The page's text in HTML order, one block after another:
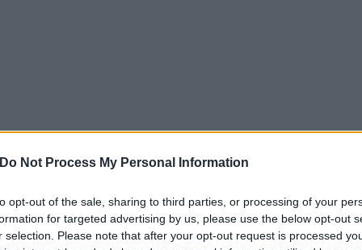
Do Not Process My Personal Information
opt-out of the sale, sharing to third parties, or processing of your
for targeted advertising by us, please use the below opt-out
selection. Please note that after your opt-out request is processed